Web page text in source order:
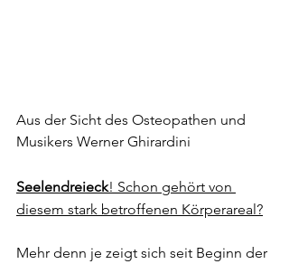
Aus der Sicht des Osteopathen und
Musikers Werner Ghirardini
Seelendreieck! Schon gehört von
diesem stark betroffenen Körperareal?
Mehr denn je zeigt sich seit Beginn der